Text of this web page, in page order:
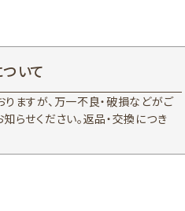
いて
ますが、万一不良・破損などがご
らせください。返品・交換につき